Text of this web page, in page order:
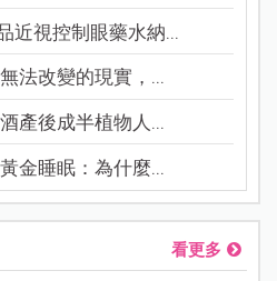
近視控制眼藥水納...
法改變的現實，...
產後成半植物人...
金睡眠：為什麼...
看更多